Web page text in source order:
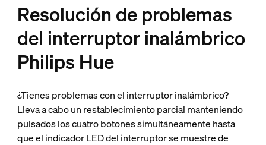
Resolución de problemas
del interruptor inalámbrico
Philips Hue
¿Tienes problemas con el interruptor inalámbrico?
Lleva a cabo un restablecimiento parcial manteniendo
pulsados los cuatro botones simultáneamente hasta
que el indicador LED del interruptor se muestre de